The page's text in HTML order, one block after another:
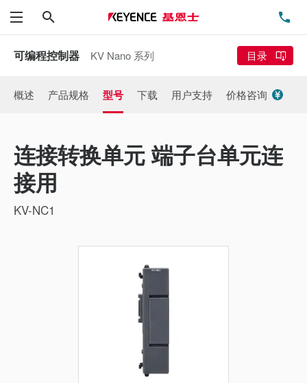
菜单
可编程控制器 KV Nano 系列 目录
概述 产品规格 型号 下载 用户支持 价格咨询
连接转换单元 端子台单元连
接用
KV-NC1